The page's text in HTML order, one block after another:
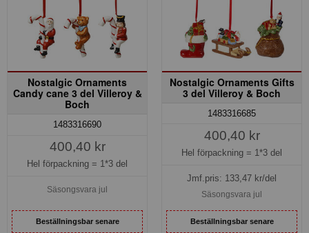
Nostalgic Ornaments
Candy cane 3 del Villeroy &
Boch
1483316690
400,40 kr
Hel förpackning = 1*3 del
Säsongsvara jul
Beställningsbar senare
Nostalgic Ornaments Gifts
3 del Villeroy & Boch
1483316685
400,40 kr
Hel förpackning = 1*3 del
Jmf.pris: 133,47 kr/del
Säsongsvara jul
Beställningsbar senare